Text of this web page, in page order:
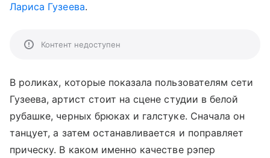
Лариса Гузеева.
Контент недоступен
В роликах, которые показала пользователям сети
Гузеева, артист стоит на сцене студии в белой
рубашке, черных брюках и галстуке. Сначала он
танцует, а затем останавливается и поправляет
прическу. В каком именно качестве рэпер